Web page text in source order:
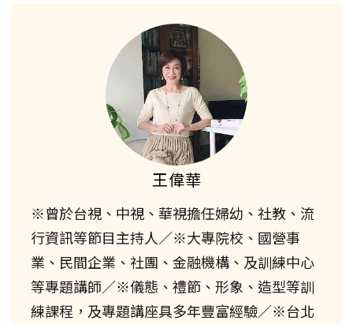
王偉華
※曾於台視、中視、華視擔任婦幼、社教、流
行資訊等節目主持人／※大專院校、國營事
業、民間企業、社團、金融機構、及訓練中心
等專題講師／※儀態、禮節、形象、造型等訓
練課程，及專題講座具多年豐富經驗／※台北